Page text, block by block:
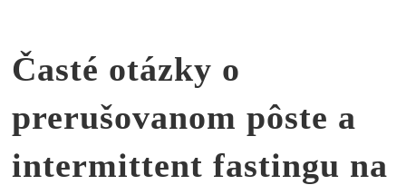
Časté otázky o
prerušovanom pôste a
intermittent fastingu na